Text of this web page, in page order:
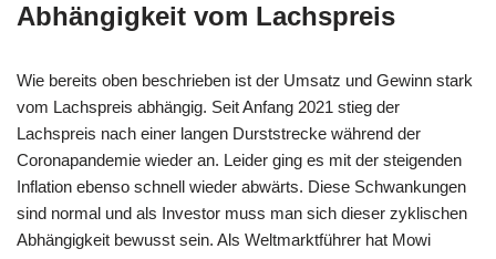
Abhängigkeit vom Lachspreis
Wie bereits oben beschrieben ist der Umsatz und Gewinn stark
vom Lachspreis abhängig. Seit Anfang 2021 stieg der
Lachspreis nach einer langen Durststrecke während der
Coronapandemie wieder an. Leider ging es mit der steigenden
Inflation ebenso schnell wieder abwärts. Diese Schwankungen
sind normal und als Investor muss man sich dieser zyklischen
Abhängigkeit bewusst sein. Als Weltmarktführer hat Mowi